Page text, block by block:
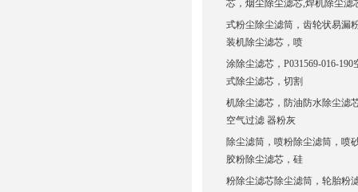
芯，烟尘除尘滤芯,焊机除尘滤
式粉尘除尘滤筒，齿轮状易漏
装机除尘滤芯，喷
涂除尘滤芯，P031569-016-
式除尘滤芯，切割
机除尘滤芯，防油防水除尘滤
空气过滤 器粉灰
除尘滤筒，喷粉除尘滤筒，喷
胶粉除尘滤芯，硅
粉除尘滤芯除尘滤筒，轮胎粉